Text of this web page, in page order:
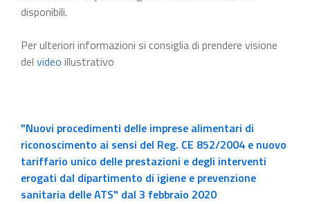
disponibili.
Per ulteriori informazioni si consiglia di prendere visione
del video illustrativo
"Nuovi procedimenti delle imprese alimentari di
riconoscimento ai sensi del Reg. CE 852/2004 e nuovo
tariffario unico delle prestazioni e degli interventi
erogati dal dipartimento di igiene e prevenzione
sanitaria delle ATS" dal 3 febbraio 2020